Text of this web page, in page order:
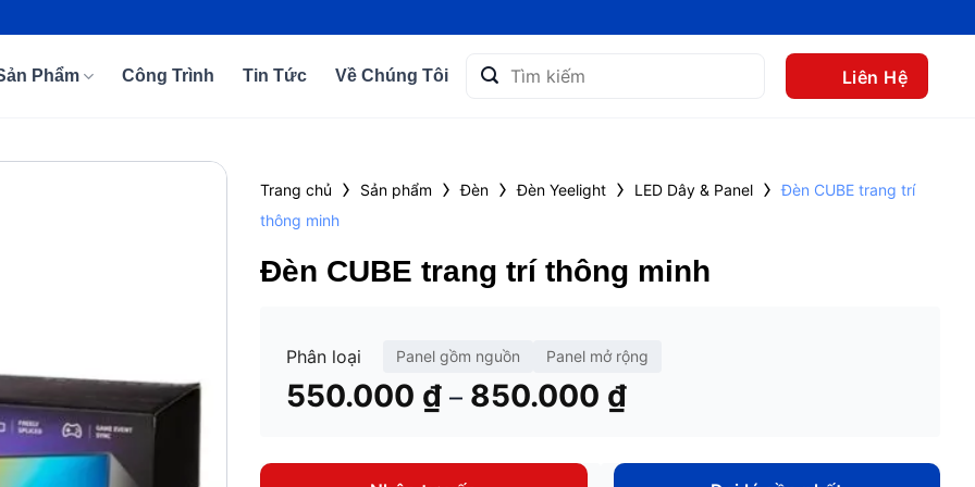
Phẩm Công Trình Tin Tức Về Chúng Tôi
Tìm
kiếm:
Liên Hệ
Trang chủ › Sản phẩm ›Đèn ›Đèn Yeelight › LED Dây & Panel ›Đèn CUBE trang trí
thông minh
Đèn CUBE trang trí thông minh
Phân loại Panel gồm nguồn Panel mở rộng
550.000 ₫ – 850.000 ₫Khoảng
550.000 ₫